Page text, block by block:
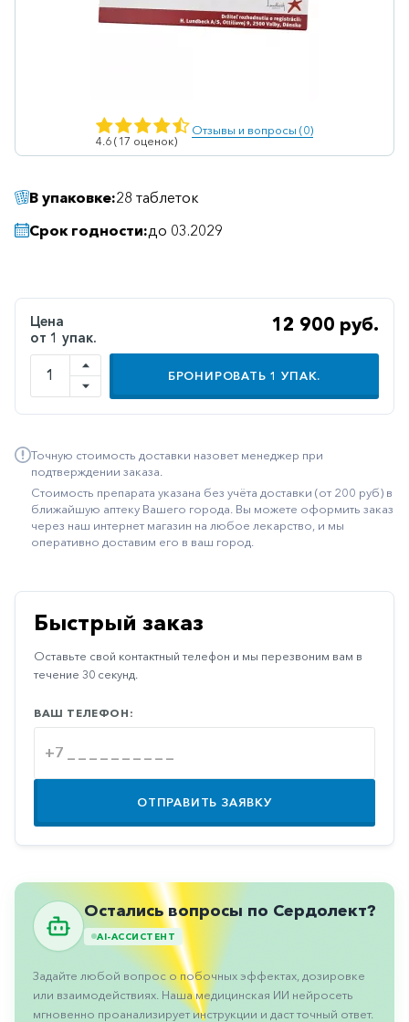
Ветеринарные
Гепатопротекторы
Диабетические
Желудочно-
кишечные
Иммунодепрессанты
Климактерические
Метаболизм
Минеральный
обмен
Неврологические
Остеопороз
Паркинсон
Противоаллергические
Противовирусные
Противовоспалительные
Противоопухолевые
Противоподагрические
Противорвотные
Противоэпилептические
4.6 (17 оценок)
Отзывы и вопросы (0)
В упаковке:28 таблеток
Срок годности:до 03.2029
Цена
от 1 упак.
12 900 руб.
БРОНИРОВАТЬ 1 УПАК.
Точную стоимость доставки назовет менеджер при
подтверждении заказа.
Стоимость препарата указана без учёта доставки (от 200 руб) в
ближайшую аптеку Вашего города. Вы можете оформить заказ
через наш интернет магазин на любое лекарство, и мы
оперативно доставим его в ваш город.
Быстрый заказ
Оставьте свой контактный телефон и мы перезвоним вам в
течение 30 секунд.
ВАШ ТЕЛЕФОН:
ОТПРАВИТЬ ЗАЯВКУ
Остались вопросы по Сердолект?
AI-АССИСТЕНТ
Задайте любой вопрос о побочных эффектах, дозировке
или взаимодействиях. Наша медицинская ИИ нейросеть
мгновенно проанализирует инструкции и даст точный ответ.